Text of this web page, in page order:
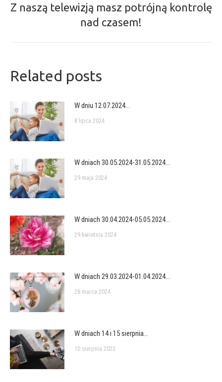
Next
post:
Z naszą telewizją masz potrójną kontrolę
nad czasem!
Related posts
W dniu 12.07.2024…
8 lipca 2024
W dniach 30.05.2024-31.05.2024…
29 maja 2024
W dniach 30.04.2024-05.05.2024…
29 kwietnia 2024
W dniach 29.03.2024-01.04.2024…
28 marca 2024
W dniach 14 i 15 sierpnia…
10 sierpnia 2023